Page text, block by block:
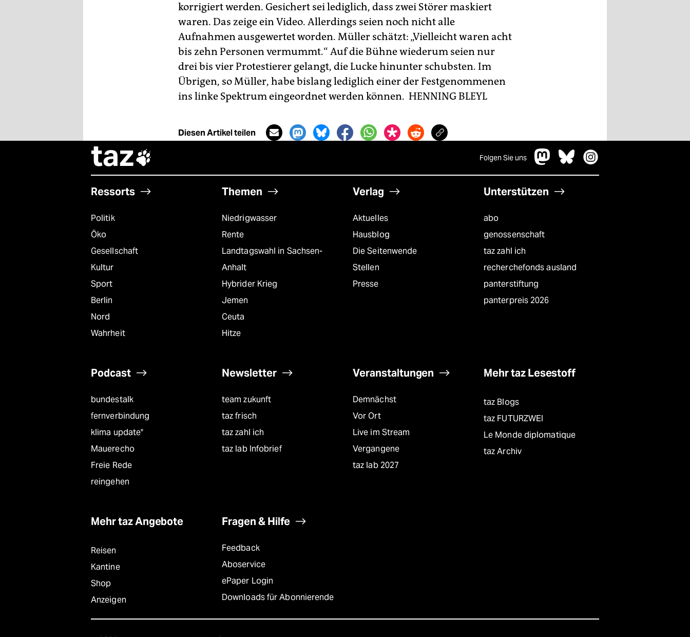
korrigiert werden. Gesichert sei lediglich, dass zwei Störer maskiert
waren. Das zeige ein Video. Allerdings seien noch nicht alle
Aufnahmen ausgewertet worden. Müller schätzt: „Vielleicht waren acht
bis zehn Personen vermummt.“ Auf die Bühne wiederum seien nur
drei bis vier Protestierer gelangt, die Lucke hinunter schubsten. Im
Übrigen, so Müller, habe bislang lediglich einer der Festgenommenen
ins linke Spektrum eingeordnet werden können. HENNING BLEYL
Diesen Artikel teilen
taz Folgen Sie uns
Ressorts
Politik
Öko
Gesellschaft
Kultur
Sport
Berlin
Nord
Wahrheit
Themen
Niedrigwasser
Rente
Landtagswahl in Sachsen-
Anhalt
Hybrider Krieg
Jemen
Ceuta
Hitze
Verlag
Aktuelles
Hausblog
Die Seitenwende
Stellen
Presse
Unterstützen
abo
genossenschaft
taz zahl ich
recherchefonds ausland
panterstiftung
panterpreis 2026
Podcast
bundestalk
fernverbindung
klima update°
Mauerecho
Freie Rede
reingehen
Newsletter
team zukunft
taz frisch
taz zahl ich
taz lab Infobrief
Veranstaltungen
Demnächst
Vor Ort
Live im Stream
Vergangene
taz lab 2027
Mehr taz Lesestoff
taz Blogs
taz FUTURZWEI
Le Monde diplomatique
taz Archiv
Mehr taz Angebote
Reisen
Kantine
Shop
Anzeigen
Fragen & Hilfe
Feedback
Aboservice
ePaper Login
Downloads für Abonnierende